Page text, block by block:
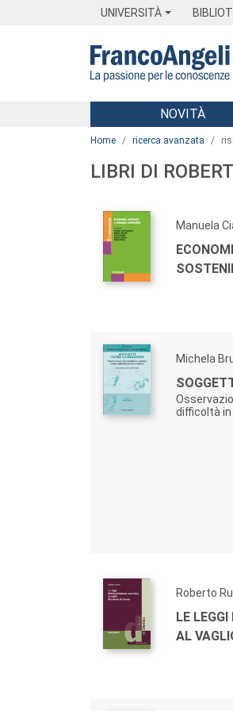
UNIVERSITÀ
Menu
NOVITÀ
Home ricerca avanzata
LIBRI DI
Manuela
Michela
difficoltà
Roberto
LE
AL